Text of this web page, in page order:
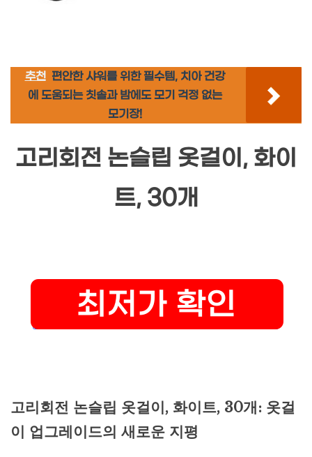
추천 편안한 샤워를 위한 필수템, 치아 건강
에 도움되는 칫솔과 밤에도 모기 걱정 없는
모기장!
고리회전 논슬립 옷걸이, 화이
트, 30개
고리회전 논슬립 옷걸이, 화이트, 30개: 옷걸
이 업그레이드의 새로운 지평